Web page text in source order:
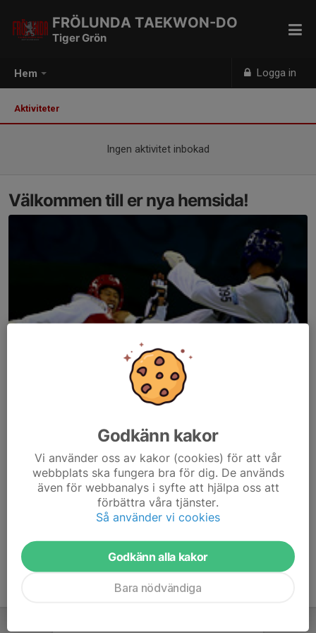
Hem Logga in
FRÖLUNDA TAEKWON-DO
Tiger Grön
Aktiviteter
Ingen aktivitet inbokad
Välkommen till er nya hemsida!
Här hamnar automatiskt de senaste nyheterna på hemsidan. För
att kunna börja administrera hemsidan loggar du in högst upp till
höger.
Godkänn kakor
Vi använder oss av kakor (cookies) för att vår
webbplats ska fungera bra för dig. De används
även för webbanalys i syfte att hjälpa oss att
förbättra våra tjänster.
Så använder vi cookies
Godkänn alla kakor
Bara nödvändiga